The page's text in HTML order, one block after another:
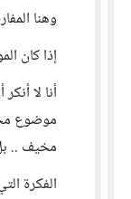
وهنا
إذا كان
أنا لا
موضوع
مخيف ..
الفكرة